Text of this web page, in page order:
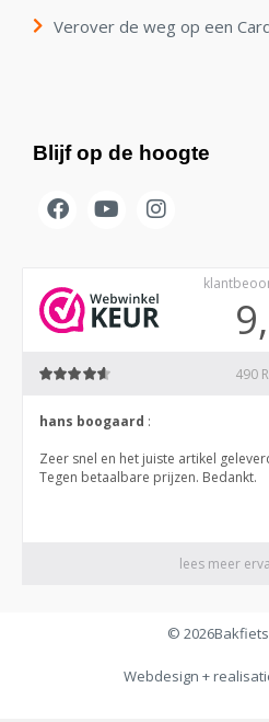
Verover de weg op een
Blijf op de hoogte
© 2026
Webdesign +